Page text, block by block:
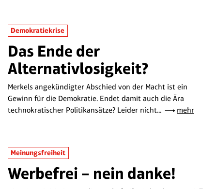
Demokratiekrise
Das Ende der
Alternativlosigkeit?
Merkels angekündigter Abschied von der Macht ist ein
Gewinn für die Demokratie. Endet damit auch die Ära
technokratischer Politikansätze? Leider nicht...
mehr
Meinungsfreiheit
Werbefrei – nein danke!